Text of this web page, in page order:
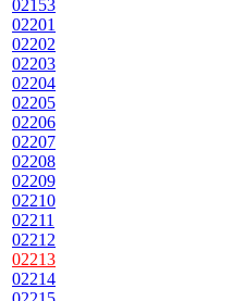
02153
02201
02202
02203
02204
02205
02206
02207
02208
02209
02210
02211
02212
02213
02214